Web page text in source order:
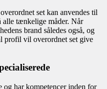
set kan anvendes til
alle tænkelige måder. Når
brand således også, og
profil vil overordnet set give
og har kompetencer inden for